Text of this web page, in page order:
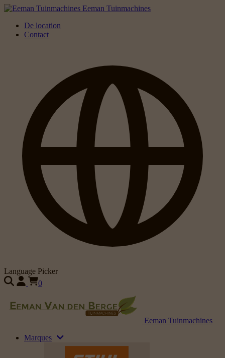
Eeman Tuinmachines
De location
Contact
Language Picker
0
Eeman Tuinmachines
Marques